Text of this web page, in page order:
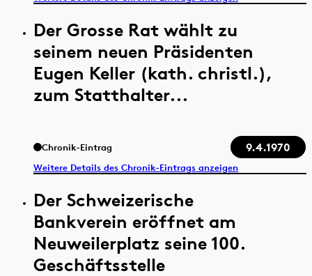
Der Grosse Rat wählt zu
seinem neuen Präsidenten
Eugen Keller (kath. christl.),
zum Statthalter...
Chronik-Eintrag 9.4.1970
Weitere Details des Chronik-Eintrags anzeigen
Der Schweizerische
Bankverein eröffnet am
Neuweilerplatz seine 100.
Geschäftsstelle